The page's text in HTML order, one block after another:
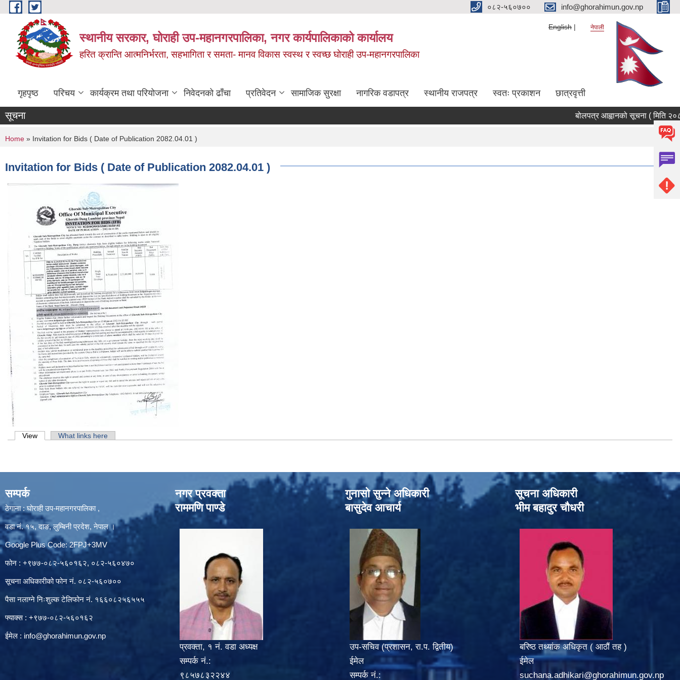
Skip to main content ०८२-५६०७०० info@ghorahimun.gov.np
स्थानीय सरकार, घोराही उप-महानगरपालिका, नगर कार्यपालिकाको कार्यालय
हरित क्रान्ति आत्मनिर्भरता, सहभागिता र समता- मानव विकास स्वस्थ र स्वच्छ घोराही उप-महानगरपालिका
English नेपाली
गृहपृष्ठ परिचय कार्यक्रम तथा परियोजना निवेदनको ढाँचा प्रतिवेदन सामाजिक सुरक्षा नागरिक वडापत्र स्थानीय राजपत्र स्वतः प्रकाशन छात्रवृत्ती
सूचना बोलपत्र आह्वानको सूचना ( मिति
You are here
Home » Invitation for Bids ( Date of Publication 2082.04.01 )
Invitation for Bids ( Date of Publication 2082.04.01 )
Primary tabs
View (active tab)What links here
सम्पर्क
ठेगाना : घोराही उप-महानगरपालिका ,
वडा नं. १५, दाङ, लुम्बिनी प्रदेश, नेपाल ।
Google Plus Code: 2FPJ+3MV
फोन : +९७७-०८२-५६०१६२, ०८२-५६०४७०
सूचना अधिकारीको फोन नं. ०८२-५६०७००
पैसा नलाग्ने निःशुल्क टेलिफोन नं. १६६०८२५६५५५
फ्याक्स : +९७७-०८२-५६०१६२
ईमेल : info@ghorahimun.gov.np
नगर प्रवक्ता
राममणि पाण्डे
प्रवक्ता, १ नं. वडा अध्यक्ष
सम्पर्क नं.:
९८५७८३२२४४
गुनासो सुन्‍ने अधिकारी
बासुदेव आचार्य
उप-सचिव (प्रशासन, रा.प. द्वितीय)
ईमेल
सम्पर्क नं.:
सूचना अधिकारी
भीम बहादुर चौधरी
बरिष्ठ तथ्यांक अधिकृत ( आठौं तह )
ईमेल
suchana.adhikari@ghorahimun.gov.np